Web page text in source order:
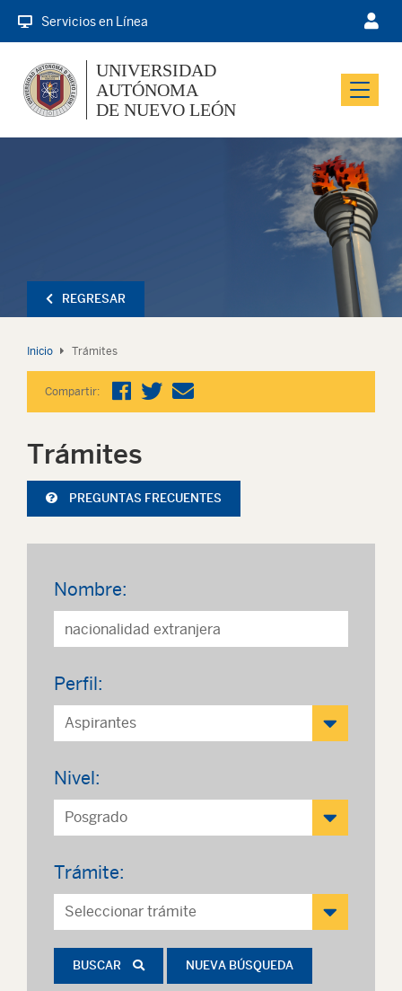
Servicios en Línea
Menu
UNIVERSIDAD
AUTÓNOMA
DE NUEVO LEÓN
REGRESAR
Inicio Trámites
Compartir:
Trámites
PREGUNTAS FRECUENTES
Nombre:
Perfil:
Nivel:
Trámite:
BUSCAR NUEVA BÚSQUEDA